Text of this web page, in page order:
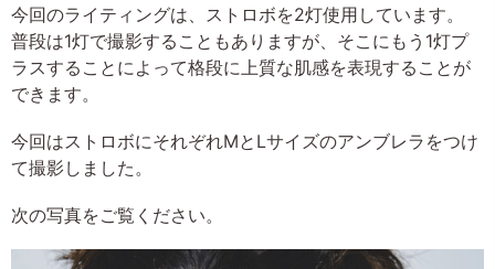
今回のライティングは、ストロボを2灯使用しています。
普段は1灯で撮影することもありますが、そこにもう1灯プ
ラスすることによって格段に上質な肌感を表現することが
できます。
今回はストロボにそれぞれMとLサイズのアンブレラをつけ
て撮影しました。
次の写真をご覧ください。